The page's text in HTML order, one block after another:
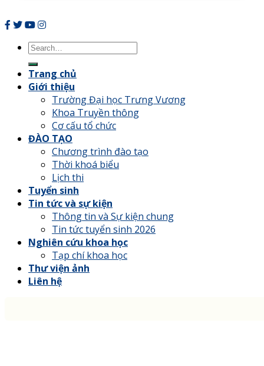
Trang chủ
Giới thiệu
Trường Đại học Trưng Vương
Khoa Truyền thông
Cơ cấu tổ chức
ĐÀO TẠO
Chương trình đào tạo
Thời khoá biểu
Lịch thi
Tuyển sinh
Tin tức và sự kiện
Thông tin và Sự kiện chung
Tin tức tuyển sinh 2026
Nghiên cứu khoa học
Tạp chí khoa học
Thư viện ảnh
Liên hệ